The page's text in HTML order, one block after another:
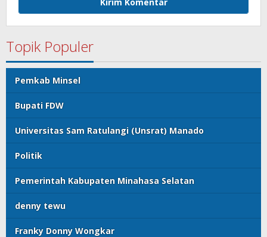
Topik Populer
Pemkab Minsel
Bupati FDW
Universitas Sam Ratulangi (Unsrat) Manado
Politik
Pemerintah Kabupaten Minahasa Selatan
denny tewu
Franky Donny Wongkar